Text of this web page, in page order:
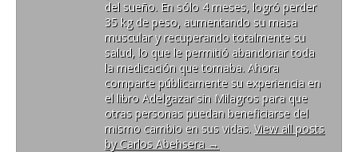
del sueño. En sólo 4 meses, logró perder
35 kg de peso, aumentando su masa
muscular y recuperando totalmente su
salud, lo que le permitió abandonar toda
la medicación que tomaba. Ahora
comparte públicamente su experiencia en
el libro Adelgazar sin Milagros para que
otras personas puedan beneficiarse del
mismo cambio en sus vidas. View all posts
by Carlos Abehsera →